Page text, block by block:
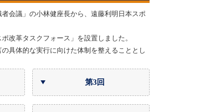
会議」の小林健座長から、遠藤利明日本スポ
改革タスクフォース」を設置しました。
具体的な実行に向けた体制を整えることとし
第3回